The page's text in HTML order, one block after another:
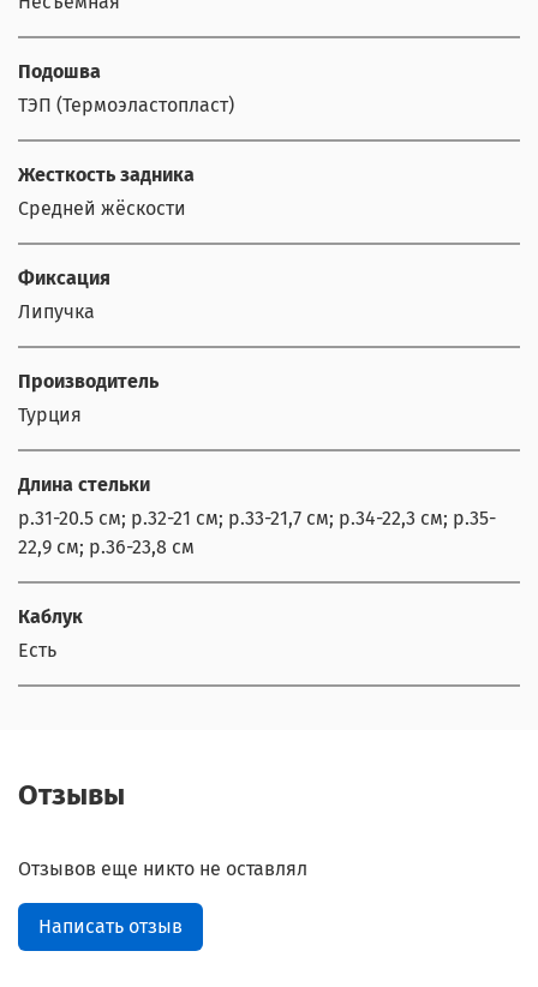
Подошва
ТЭП (Термоэластопласт)
Жесткость задника
Средней жёскости
Фиксация
Липучка
Производитель
Турция
Длина стельки
р.31-20.5 см; р.32-21 см; р.33-21,7 см; р.34-22,3 см; р.35-
22,9 см; р.36-23,8 см
Каблук
Есть
Отзывы
Отзывов еще никто не оставлял
Написать отзыв